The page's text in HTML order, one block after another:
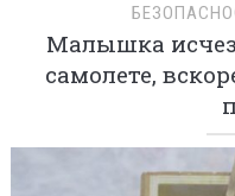
Малышка
самолете,